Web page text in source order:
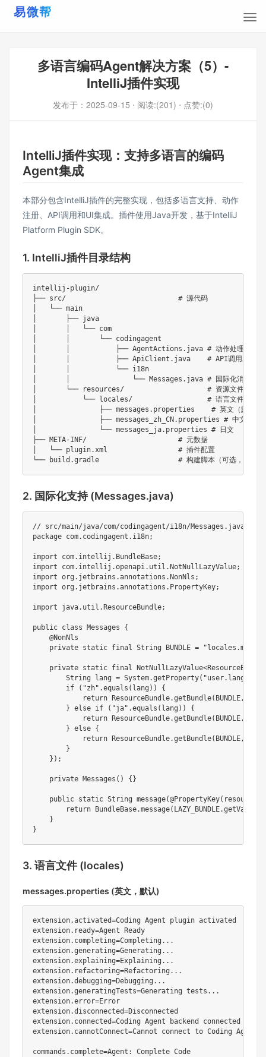
多语言编码Agent解决方案（5）-
IntelliJ插件实现
发布于： 2025-09-15 ⋅ 阅读:(201) ⋅ 点赞:(0)
IntelliJ插件实现：支持多语言的编码
Agent集成
本部分包含IntelliJ插件的完整实现，包括多语言支持、动作
注册、API调用和UI集成。插件使用Java开发，基于IntelliJ
Platform Plugin SDK。
1. IntelliJ插件目录结构
intellij-plugin/
├── src/                           # 源代码
│   └── main
│       ├── java
│       │   └── com
│       │       └── codingagent
│       │           ├── AgentActions.java # 动作处理类
│       │           ├── ApiClient.java    # API调用工具
│       │           └── i18n
│       │               └── Messages.java # 国际化消息类
│       └── resources/                    # 资源文件
│           └── locales/                  # 语言文件
│               ├── messages.properties    # 英文（默认）
│               ├── messages_zh_CN.properties # 中文
│               └── messages_ja.properties # 日文
├── META-INF/                      # 元数据
│   └── plugin.xml                 # 插件配置
2. 国际化支持 (Messages.java)
// src/main/java/com/codingagent/i18n/Messages.java
package com. codingagent . i18n;
import com. intellij . BundleBase;
import
com. intellij .openapi. util . NotNullLazyValue;
import org . jetbrains .annotations . NonNls ;
import org . jetbrains .annotations . PropertyKey;
import java. util . ResourceBundle;
public class Messages
{
@NonNls
private static final String BUNDLE =
private static final NotNullLazyValue<ResourceBundle
String lang = System.getProperty( "user.language"
if
( "zh" .equals ( lang ) )
{
return
ResourceBundle.getBundle( BUNDLE,
} else if ( "ja" .equals ( lang ) )
{
return
ResourceBundle.getBundle( BUNDLE,
} else {
return
ResourceBundle.getBundle( BUNDLE,
}
} ) ;
private Messages ( ) { }
public static String message(@PropertyKey(
return
BundleBase.message( LAZY_BUNDLE.getValue
}
}
3. 语言文件 (locales)
messages.properties (英文，默认)
extension.activated=Coding Agent plugin activated
extension.ready=Agent Ready
extension.completing=Completing...
extension.generating=Generating...
extension.explaining=Explaining...
extension.refactoring=Refactoring...
extension.debugging=Debugging...
extension.generatingTests=Generating tests...
extension.error=Error
extension.disconnected=Disconnected
extension.connected=Coding Agent backend connected
extension.cannotConnect=Cannot connect to Coding
commands.complete=Agent: Complete Code